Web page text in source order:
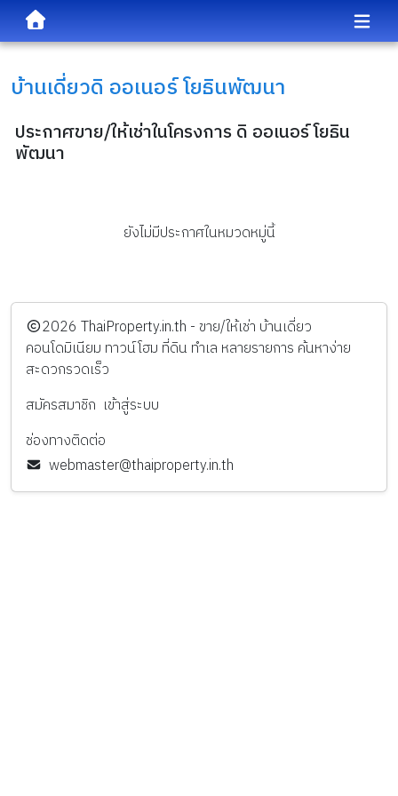
บ้านเดี่ยวดิ ออเนอร์ โยธินพัฒนา
ประกาศขาย/ให้เช่าในโครงการ ดิ ออเนอร์ โยธิน
พัฒนา
ยังไม่มีประกาศในหมวดหมู่นี้
️2026 ThaiProperty.in.th - ขาย/ให้เช่า บ้านเดี่ยว
คอนโดมิเนียม ทาวน์โฮม ที่ดิน ทำเล หลายรายการ ค้นหาง่าย
สะดวกรวดเร็ว
สมัครสมาชิก เข้าสู่ระบบ
ช่องทางติดต่อ
webmaster@thaiproperty.in.th